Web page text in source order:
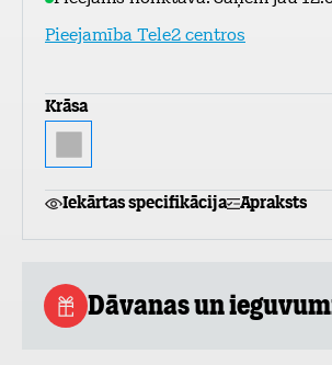
Pieejamība Tele2 centros
Krāsa
Iekārtas specifikācija Apraksts
Dāvanas un